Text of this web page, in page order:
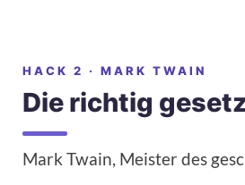
HACK 2 · MARK TWAIN
Die richtig
Mark Twain, Meister des